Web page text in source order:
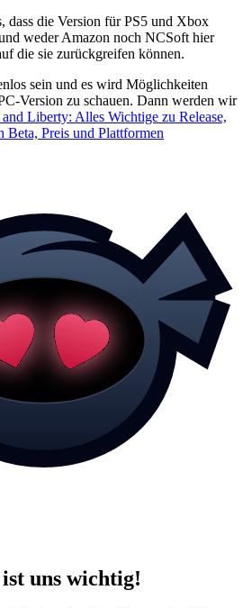
dass die Version für PS5 und Xbox
weder Amazon noch NCSoft hier
die sie zurückgreifen können.
sein und es wird Möglichkeiten
Version zu schauen. Dann werden wir
Liberty: Alles Wichtige zu Release,
Beta, Preis und Plattformen
uns wichtig!